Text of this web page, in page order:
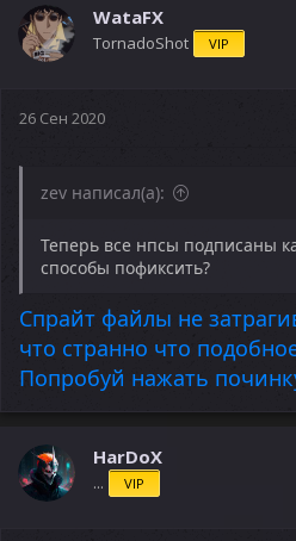
WataFX
TornadoShot VIP
26 Сен 2020
zev написал(а):
Теперь все нпсы подписаны
способы пофиксить?
Спрайт файлы не
что странно что
Попробуй нажать
HarDoX
... VIP